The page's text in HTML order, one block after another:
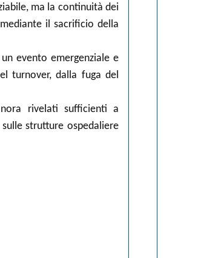
ma la continuità dei
il sacrificio della
evento emergenziale e
turnover, dalla fuga del
rivelati sufficienti a
strutture ospedaliere